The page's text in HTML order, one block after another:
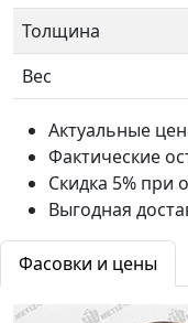
Толщина
Вес
Актуальные
Фактические
Скидка 5% при
Выгодная
Фасовки и цены